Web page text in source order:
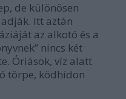
de különösen
Itt aztán
az alkotó és a
nincs két
Óriások, víz alatt
törpe, ködhídon